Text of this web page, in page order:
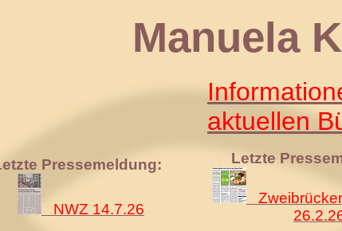
aktuellen
Pressemeldung:
NWZ 14.7.26
Letzte